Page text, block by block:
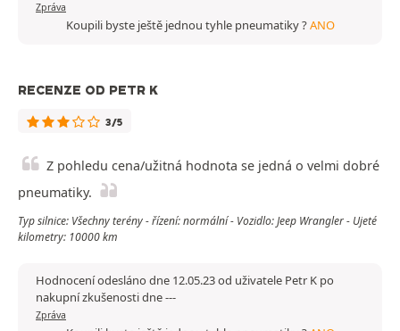
Zpráva
Koupili byste ještě jednou tyhle pneumatiky ?ANO
RECENZE OD PETR K
3/5
Z pohledu cena/užitná hodnota se jedná o velmi dobré
pneumatiky.
Typ silnice: Všechny terény - řízení: normální - Vozidlo: Jeep Wrangler - Ujeté
kilometry: 10000 km
Hodnocení odesláno dne 12.05.23 od uživatele Petr K po
nakupní zkušenosti dne ---
Zpráva